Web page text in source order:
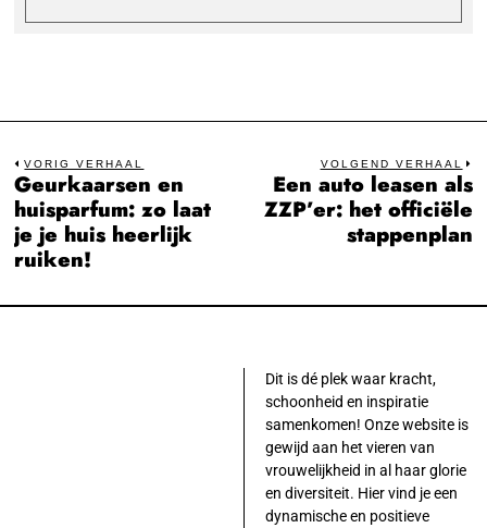
Bericht
navigatie
VORIG VERHAAL
Previous
post:
Geurkaarsen en
huisparfum: zo laat
je je huis heerlijk
ruiken!
VOLGEND VERHAAL
Een auto leasen als
ZZP’er: het officiële
stappenplan
Dit is dé plek waar kracht,
schoonheid en inspiratie
samenkomen! Onze website is
gewijd aan het vieren van
vrouwelijkheid in al haar glorie
en diversiteit. Hier vind je een
dynamische en positieve